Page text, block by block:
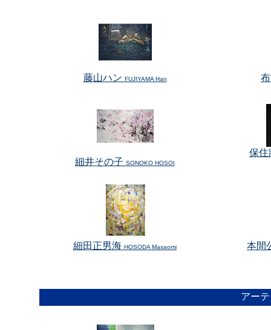
藤山ハン FUJIYAMA Han
細井その子 SONOKO HOSOI
保
細田正男海 HOSODA Masaomi 本間
アー